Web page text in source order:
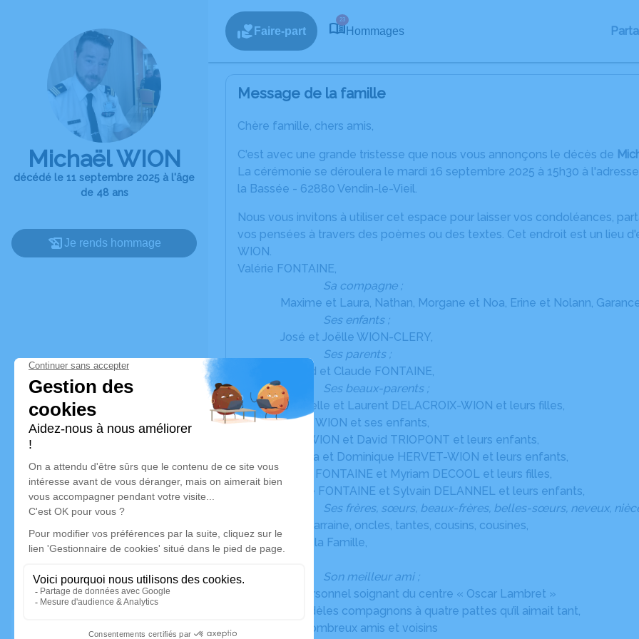
Michaël WION
décédé le 11 septembre 2025 à l'âge
de 48 ans
Je rends hommage
Faire-part
23
Hommages
Message de la famille
Chère famille, chers amis,
C'est avec une grande tristesse que nous vous annonçons le décès de
La cérémonie se déroulera le mardi 16 septembre 2025 à 15h30 à
la Bassée - 62880 Vendin-le-Vieil.
Nous vous invitons à utiliser cet espace pour laisser vos condoléances,
vos pensées à travers des poèmes ou des textes. Cet endroit est un lieu
WION.
Valérie FONTAINE,
Sa compagne ;
Maxime et Laura, Nathan, Morgane et Noa, Erine et Nolann,
Ses enfants ;
José et Joëlle WION-CLERY,
Ses parents ;
Gérard et Claude FONTAINE,
Ses beaux-parents ;
Christelle et Laurent DELACROIX-WION et leurs filles,
Hervé WION et ses enfants,
Katy WION et David TRIOPONT et leurs enfants,
Sabrina et Dominique HERVET-WION et leurs enfants,
Armel FONTAINE et Myriam DECOOL et leurs filles,
Carole FONTAINE et Sylvain DELANNEL et leurs enfants,
Ses frères, sœurs, beaux-frères, belles-sœurs, neveux,
Ses marraine, oncles, tantes, cousins, cousines,
Toute la Famille,
Son meilleur ami ;
Le personnel soignant du centre « Oscar Lambret »
Ses fidèles compagnons à quatre pattes qu’il aimait tant,
Ses nombreux amis et voisins